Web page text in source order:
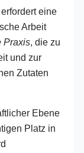
eine
Arbeit
Praxis, die zu
und zur
Zutaten
Ebene
Platz in